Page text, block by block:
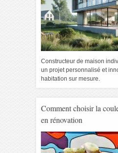
Constructeur de maison
un projet personnalisé et
habitation sur mesure.
Comment choisir la
en rénovation